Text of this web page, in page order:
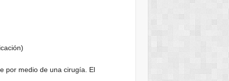
por medio de una cirugía. El